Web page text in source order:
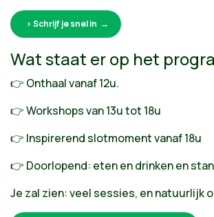
> Schrijf je snel in
Wat staat er op het
👉 Onthaal vanaf 12u.
👉 Workshops van 13u tot 18u
👉 Inspirerend slotmoment vanaf 18u
👉 Doorlopend: eten en drinken en
Je zal zien: veel sessies, en natuurlijk